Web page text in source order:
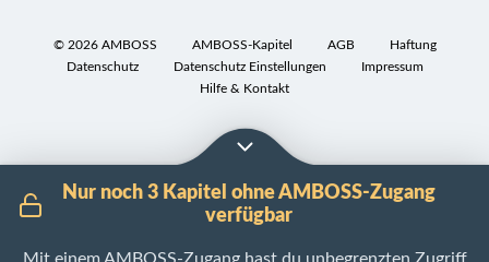
c
Präventionsmaßnahmen
m
© 2026AMBOSS AMBOSS-Kapitel AGB
Haftung
Datenschutz
Datenschutz Einstellungen
Impressum
Hilfe & Kontakt
Nur noch 3 Kapitel ohne AMBOSS-Zugang
verfügbar